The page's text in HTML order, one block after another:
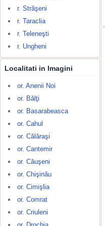
r. Străşeni
r. Taraclia
r. Teleneşti
r. Ungheni
Localitati in Imagini
or. Anenii Noi
or. Bălţi
or. Basarabeasca
or. Cahul
or. Călăraşi
or. Cantemir
or. Căuşeni
or. Chişinău
or. Cimişlia
or. Comrat
or. Criuleni